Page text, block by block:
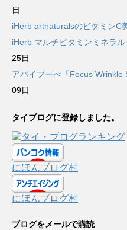
日
iHerb artnaturalsのビタミンC
iHerb マルチビタミンミネラ
25日
アバイブーべ「Focus Wrinkle
09日
タイブログに登録しました。
にほんブログ村
にほんブログ村
ブログをメールで購読